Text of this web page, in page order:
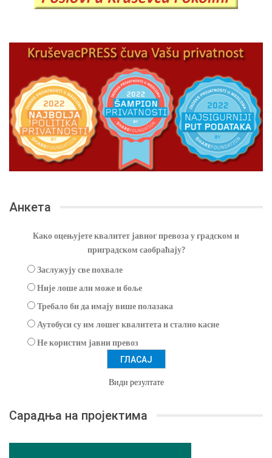
Анкета
Како оцењујете квалитет јавног превоза у градском и
приградском саобраћају?
Заслужују све похвале
Није лоше али може и боље
Требало би да имају више полазака
Аутобуси су им лошег квалитета и стално касне
Не користим јавни превоз
Види резултате
Сарадња на пројектима